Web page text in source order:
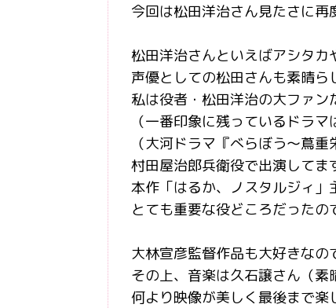
今回は松田洋治さん見たさに
松田洋治さんといえばアシタカ
声優としての松田さんも素晴ら
私は役者・松田洋治の大ファン
（一番印象に残っているドラマ
（大河ドラマ『べらぼう〜蔦
村田屋治郎兵衛役で出演してま
本作「はるか、ノスタルジィ
とても重要な役どころだった
大林宣彦監督作品も大好きなの
その上、音楽は久石譲さん（素
何より映像が美しく最後まで楽